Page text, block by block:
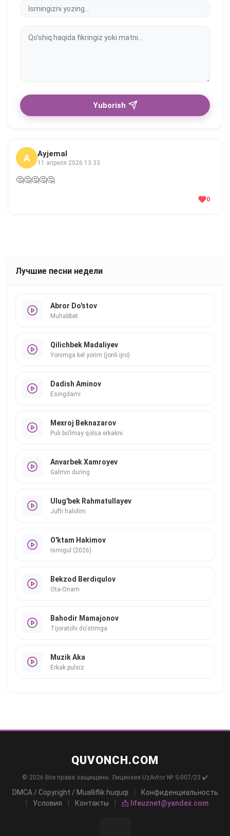
Yuborish
A Ayjemal
11 апреля 2026 13:33
🤔🤔🤔🤔🤔
0
Лучшие песни недели
Abror Do'stov
Muhabbat
Qilichbek Madaliyev
Yonimga kel yorim (jonli ijro)
Dadish Aminov
Esingdami
Mexroj Beknazarov
Puli bo'lmay qolsa erkakni
Anvarbek Xamroyev
Galmin during
Ulug'bek Rahmatullayev
Jufti halolim
O'ktam Hakimov
Ismigul (2026)
Bekzod Berdiqulov
Ota-Onam
Bahodir Mamajonov
Tijoratchi do'stimga
Muzik Aka
Erkak pulsiz
QUVONCH.COM
© 2026 Все права защищены. Лицензия UzAvtor № S-007/23 ✔️
DMCA / Copyright / Mualliflik huquqi
Конфиденциальность
Условия Контакты 📩 lifeuznet@yandex.com